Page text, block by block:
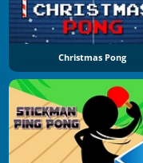
Christmas Pong